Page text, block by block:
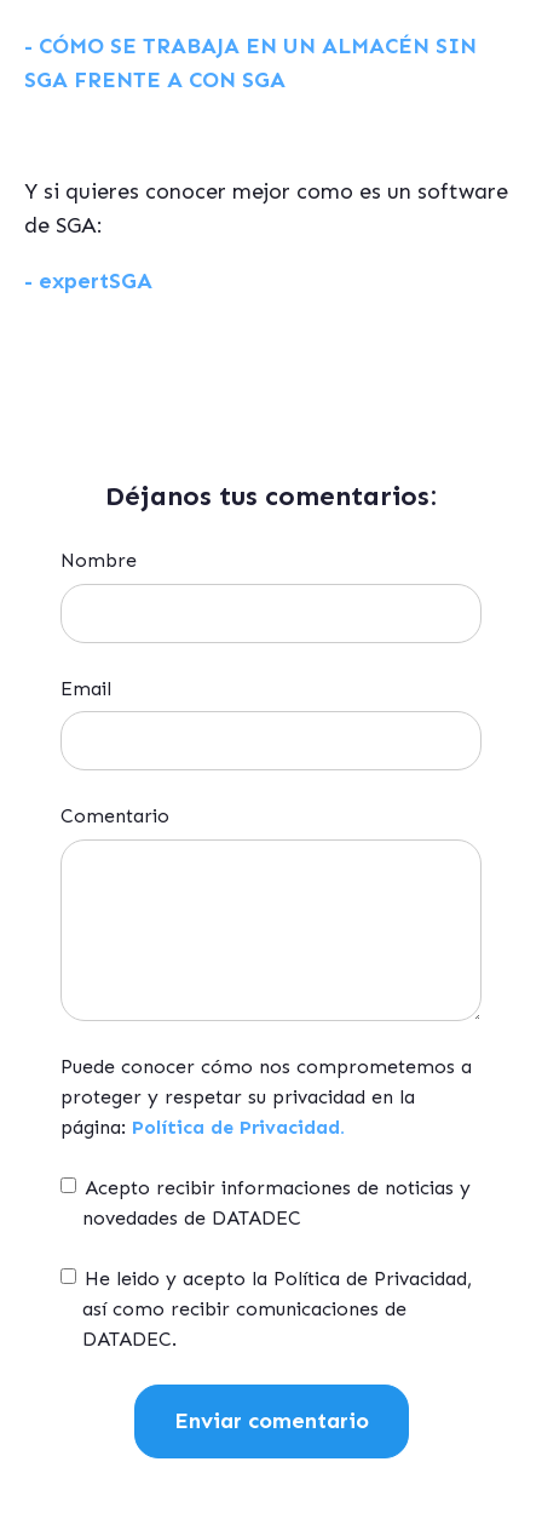
- CÓMO SE TRABAJA EN UN ALMACÉN SIN
SGA FRENTE A CON SGA
Y si quieres conocer mejor como es un software
de SGA:
- expertSGA
Déjanos tus comentarios:
Nombre
Email
Comentario
Puede conocer cómo nos comprometemos a
proteger y respetar su privacidad en la
página: Política de Privacidad.
Acepto recibir informaciones de noticias y
novedades de DATADEC
He leido y acepto la Política de Privacidad,
así como recibir comunicaciones de
DATADEC.